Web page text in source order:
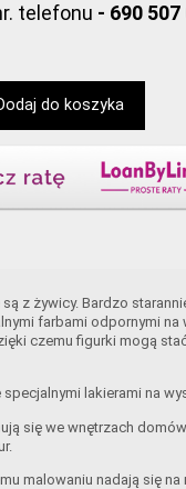
telefonu - 690 507
do koszyka
z żywicy. Bardzo
farbami odpornymi na
czemu figurki mogą
lakierami na
się we wnętrzach
malowaniu nadają się na